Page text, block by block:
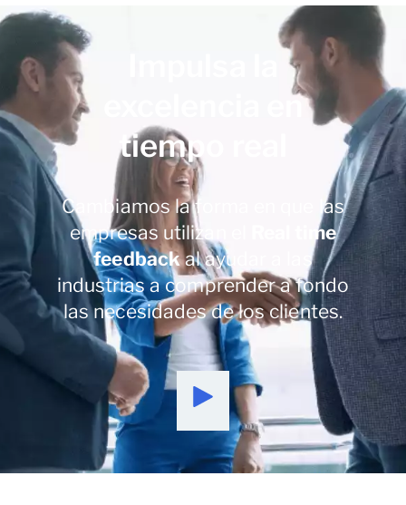
excelencia en
tiempo real
Cambiamos la forma en que las
empresas utilizan el
Real time
feedbackal ayudar a las
industrias a comprender a fondo
las necesidades de los clientes.